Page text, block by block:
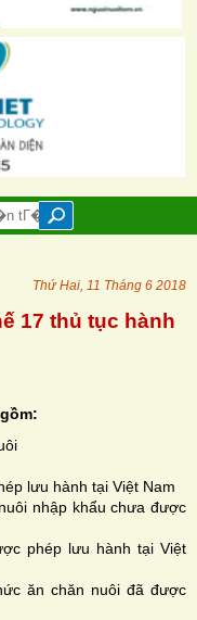
Thứ Hai, 11 Tháng 6 2018
17 thủ tục hành
lưu hành tại Việt Nam
nhập khẩu chưa được
phép lưu hành tại Việt
ăn chăn nuôi đã được